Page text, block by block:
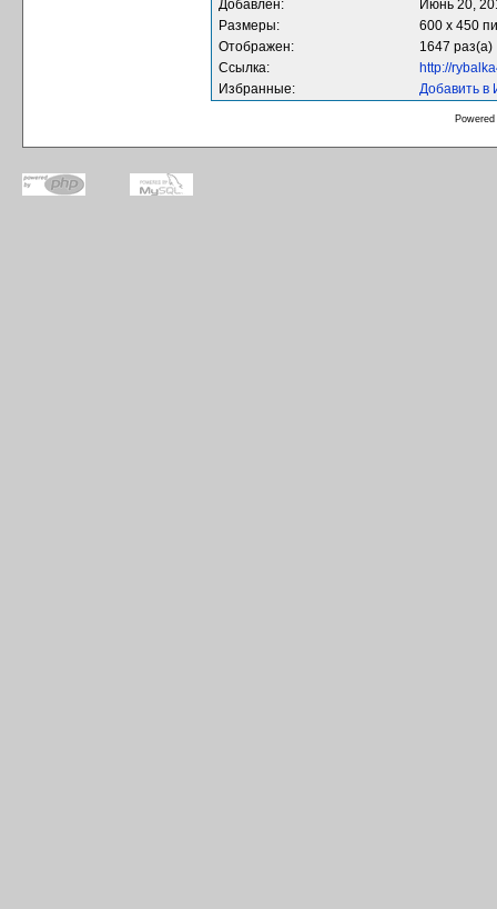
Добавлен:
Июнь 20,
Размеры:
600 x 450
Отображен:
1647 раз(а)
Ссылка:
http://
Избранные:
Добавить в